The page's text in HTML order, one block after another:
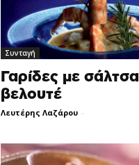
Συνταγή
Γαρίδες με σάλτσα
βελουτέ
Λευτέρης Λαζάρου -